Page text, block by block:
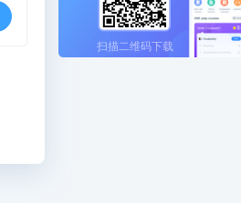
扫描二维码下载